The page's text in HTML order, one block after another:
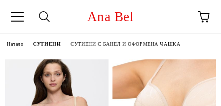
Ana Bel
Начало СУТИЕНИ СУТИЕНИ С БАНЕЛ И ОФОРМЕНА ЧАШКА